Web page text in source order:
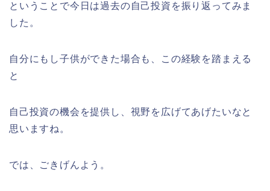
ということで今日は過去の自己投資を振り返ってみま
した。
自分にもし子供ができた場合も、この経験を踏まえる
と
自己投資の機会を提供し、視野を広げてあげたいなと
思いますね。
では、ごきげんよう。